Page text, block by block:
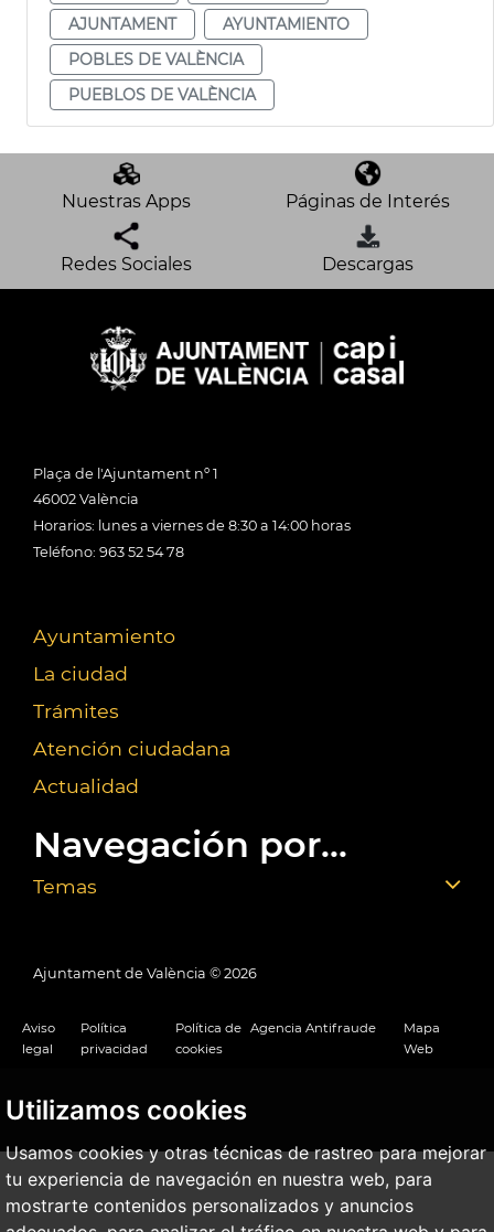
Utilizamos cookies
Usamos cookies y otras técnicas de rastreo para mejorar
tu experiencia de navegación en nuestra web, para
mostrarte contenidos personalizados y anuncios
AJUNTAMENT
AYUNTAMIENTO
POBLES DE VALÈNCIA
PUEBLOS DE VALÈNCIA
Nuestras Apps Páginas de Interés
Redes Sociales Descargas
Plaça de l'Ajuntament nº 1
46002 València
Horarios: lunes a viernes de 8:30 a 14:00 horas
Teléfono: 963 52 54 78
Ayuntamiento
La ciudad
Trámites
Atención ciudadana
Actualidad
Navegación por...
Temas
Ajuntament de València © 2026
Aviso
legal
Política
privacidad
Política de
cookies
Agencia Antifraude
Mapa
Web